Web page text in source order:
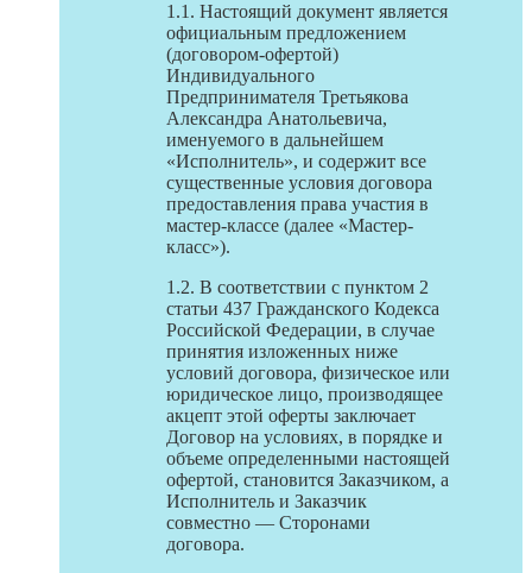
1.1. Настоящий документ является
официальным предложением
(договором-офертой)
Индивидуального
Предпринимателя Третьякова
Александра Анатольевича,
именуемого в дальнейшем
«Исполнитель», и содержит все
существенные условия договора
предоставления права участия в
мастер-классе (далее «Мастер-
класс»).
1.2. В соответствии с пунктом 2
статьи 437 Гражданского Кодекса
Российской Федерации, в случае
принятия изложенных ниже
условий договора, физическое или
юридическое лицо, производящее
акцепт этой оферты заключает
Договор на условиях, в порядке и
объеме определенными настоящей
офертой, становится Заказчиком, а
Исполнитель и Заказчик
совместно — Сторонами
договора.